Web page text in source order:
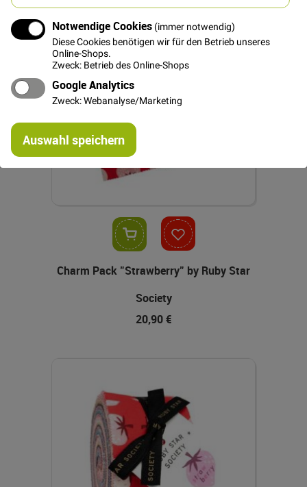
Notwendige Cookies (immer notwendig)
Diese Cookies benötigen wir für den Betrieb unseres
Online-Shops.
Zweck: Betrieb des Online-Shops
Google Analytics
Zweck: Webanalyse/Marketing
Auswahl speichern
Charm Pack "Strawberry" by Ruby Star
Society
20,90 €